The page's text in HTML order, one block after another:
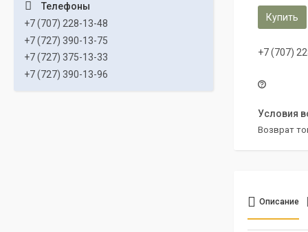
Купить
+7 (707)
возврат
Описание
+7 (707) 228-13-48
+7 (727) 390-13-75
+7 (727) 375-13-33
+7 (727) 390-13-96